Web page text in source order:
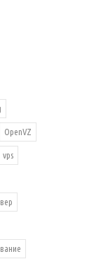
OpenVZ
vps